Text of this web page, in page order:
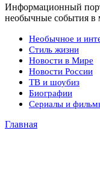
Информационный
необычные события в
Необычное и
Стиль жизни
Новости в Мире
Новости России
ТВ и шоубиз
Биографии
Сериалы и
Главная